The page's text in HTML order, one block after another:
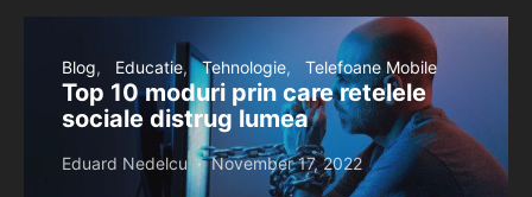
Blog Educatie Tehnologie Telefoane Mobile
Top 10 moduri prin care retelele
sociale distrug lumea
Eduard Nedelcu November 17, 2022